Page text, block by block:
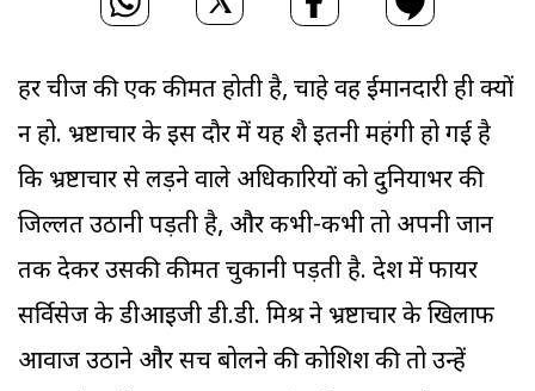
हर चीज की एक कीमत होती है, चाहे वह ईमानदारी ही क्यों
न हो. भ्रष्टाचार के इस दौर में यह शै इतनी महंगी हो गई है
कि भ्रष्टाचार से लड़ने वाले अधिकारियों को दुनियाभर की
जिल्लत उठानी पड़ती है, और कभी-कभी तो अपनी जान
तक देकर उसकी कीमत चुकानी पड़ती है. प्रदेश में फायर
सर्विसेज के डीआइजी डी.डी. मिश्र ने भ्रष्टाचार के खिलाफ
आवाज उठाने और सच बोलने की कोशिश की तो उन्हें